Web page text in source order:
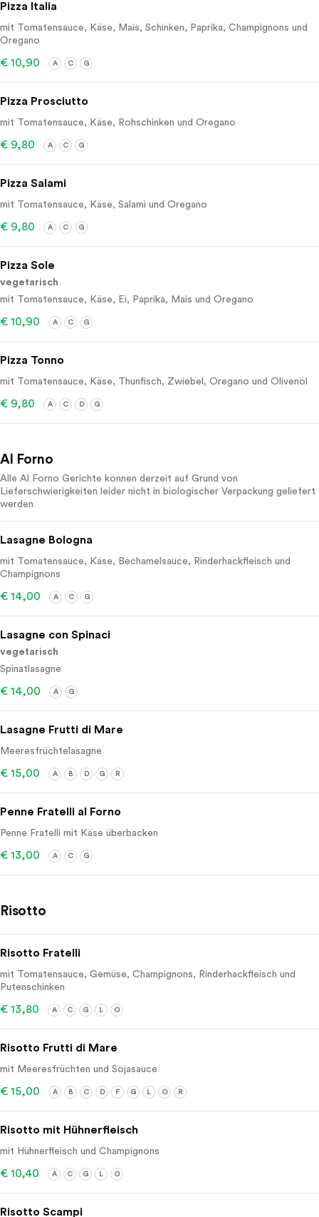
Pizza Italia
mit Tomatensauce, Käse, Mais, Schinken, Paprika, Champignons und
Oregano
€ 10,90 A C G
Pizza Prosciutto
mit Tomatensauce, Käse, Rohschinken und Oregano
€ 9,80 A C G
Pizza Salami
mit Tomatensauce, Käse, Salami und Oregano
€ 9,80 A C G
Pizza Sole
vegetarisch
mit Tomatensauce, Käse, Ei, Paprika, Mais und Oregano
€ 10,90 A C G
Pizza Tonno
mit Tomatensauce, Käse, Thunfisch, Zwiebel, Oregano und Olivenöl
€ 9,80 A C D G
Al Forno
Alle Al Forno Gerichte können derzeit auf Grund von
Lieferschwierigkeiten leider nicht in biologischer Verpackung geliefert
werden
Lasagne Bologna
mit Tomatensauce, Käse, Bechamelsauce, Rinderhackfleisch und
Champignons
€ 14,00 A C G
Lasagne con Spinaci
vegetarisch
Spinatlasagne
€ 14,00 A G
Lasagne Frutti di Mare
Meeresfrüchtelasagne
€ 15,00 A B D G R
Penne Fratelli al Forno
Penne Fratelli mit Käse überbacken
€ 13,00 A C G
Risotto
Risotto Fratelli
mit Tomatensauce, Gemüse, Champignons, Rinderhackfleisch und
Putenschinken
€ 13,80 A C G L O
Risotto Frutti di Mare
mit Meeresfrüchten und Sojasauce
€ 15,00 A B C D F G L O R
Risotto mit Hühnerfleisch
mit Hühnerfleisch und Champignons
€ 10,40 A C G L O
Risotto Scampi